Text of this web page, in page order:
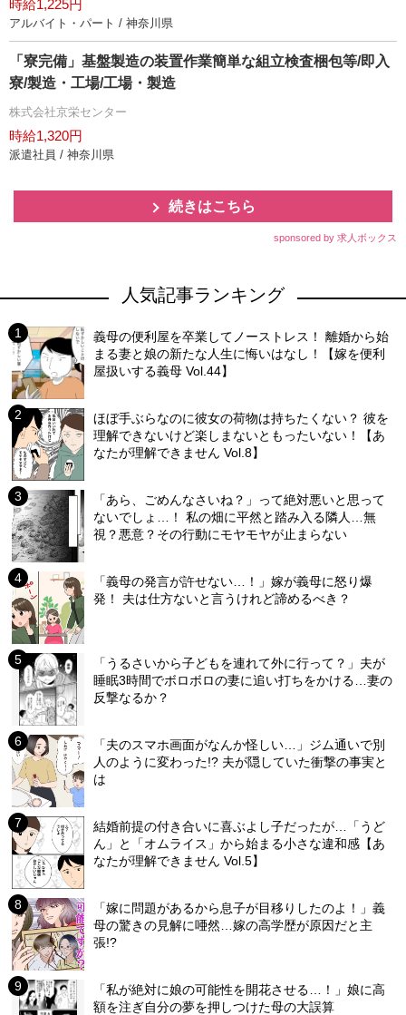
時給1,225円
アルバイト・パート / 神奈川県
「寮完備」基盤製造の装置作業簡単な組立検査梱包等/即入
寮/製造・工場/工場・製造
株式会社京栄センター
時給1,320円
派遣社員 / 神奈川県
続きはこちら
sponsored by 求人ボックス
人気記事ランキング
義母の便利屋を卒業してノーストレス！ 離婚から始
まる妻と娘の新たな人生に悔いはなし！【嫁を便利
屋扱いする義母 Vol.44】
ほぼ手ぶらなのに彼女の荷物は持ちたくない？ 彼を
理解できないけど楽しまないともったいない！【あ
なたが理解できません Vol.8】
「あら、ごめんなさいね？」って絶対悪いと思って
ないでしょ…！ 私の畑に平然と踏み入る隣人…無
視？悪意？その行動にモヤモヤが止まらない
「義母の発言が許せない…！」嫁が義母に怒り爆
発！ 夫は仕方ないと言うけれど諦めるべき？
「うるさいから子どもを連れて外に行って？」夫が
睡眠3時間でボロボロの妻に追い打ちをかける…妻の
反撃なるか？
「夫のスマホ画面がなんか怪しい…」ジム通いで別
人のように変わった!? 夫が隠していた衝撃の事実と
は
結婚前提の付き合いに喜ぶよし子だったが…「うど
ん」と「オムライス」から始まる小さな違和感【あ
なたが理解できません Vol.5】
「嫁に問題があるから息子が目移りしたのよ！」義
母の驚きの見解に唖然…嫁の高学歴が原因だと主
張!?
「私が絶対に娘の可能性を開花させる…！」娘に高
額を注ぎ自分の夢を押しつけた母の大誤算